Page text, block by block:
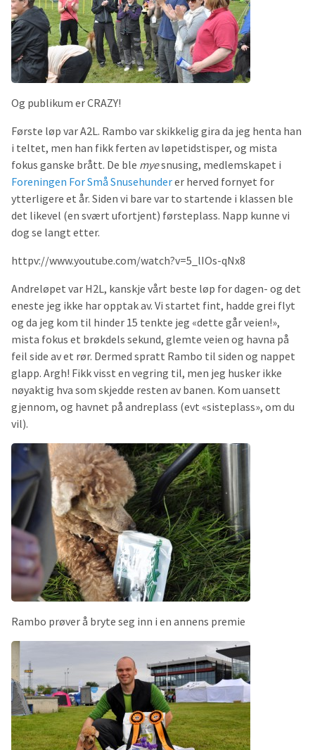
Og publikum er CRAZY!
Første løp var A2L. Rambo var skikkelig gira da jeg henta han
i teltet, men han fikk ferten av løpetidstisper, og mista
fokus ganske brått. De ble myesnusing, medlemskapet i
Foreningen For Små Snusehunderer herved fornyet for
ytterligere et år. Siden vi bare var to startende i klassen ble
det likevel (en svært ufortjent) førsteplass. Napp kunne vi
dog se langt etter.
httpv://www.youtube.com/watch?v=5_lIOs-qNx8
Andreløpet var H2L, kanskje vårt beste løp for dagen- og det
eneste jeg ikke har opptak av. Vi startet fint, hadde grei flyt
og da jeg kom til hinder 15 tenkte jeg «dette går veien!»,
mista fokus et brøkdels sekund, glemte veien og havna på
feil side av et rør. Dermed spratt Rambo til siden og nappet
glapp. Argh! Fikk visst en vegring til, men jeg husker ikke
nøyaktig hva som skjedde resten av banen. Kom uansett
gjennom, og havnet på andreplass (evt «sisteplass», om du
vil).
Rambo prøver å bryte seg inn i en annens premie